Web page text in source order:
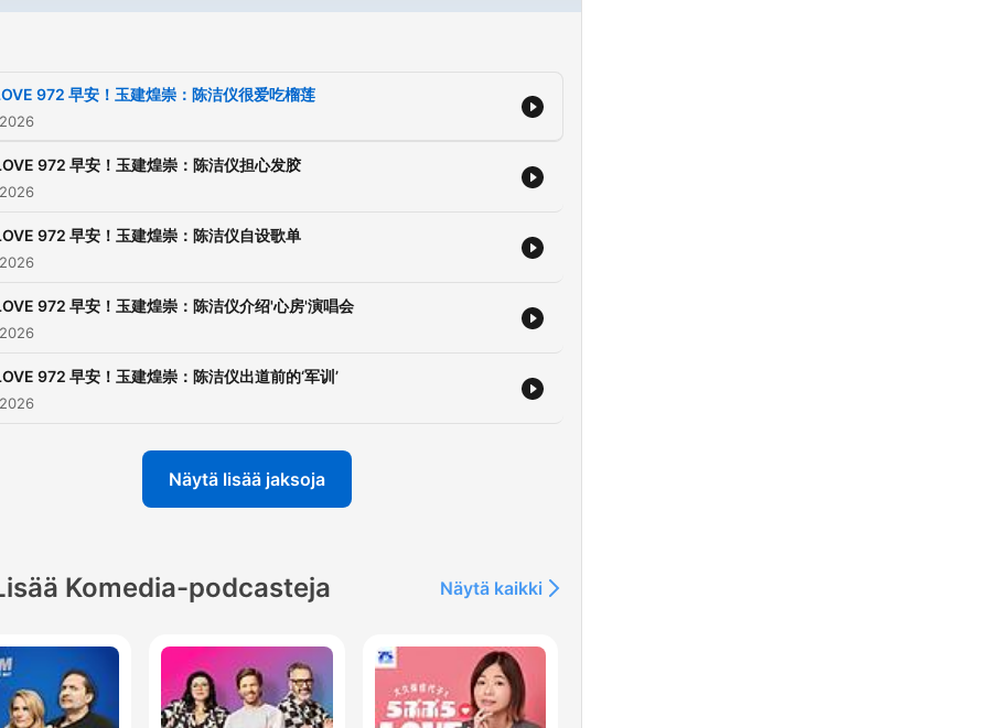
972 早安！玉建煌崇：陈洁仪很爱吃榴莲
972 早安！玉建煌崇：陈洁仪担心发胶
972 早安！玉建煌崇：陈洁仪自设歌单
972 早安！玉建煌崇：陈洁仪介绍'心房'演唱会
972 早安！玉建煌崇：陈洁仪出道前的‘军训’
Näytä lisää jaksoja
Komedia-podcasteja Näytä kaikki